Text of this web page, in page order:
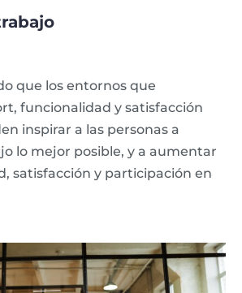
que los entornos que
funcionalidad y satisfacción
inspirar a las personas a
lo mejor posible, y a aumentar
satisfacción y participación en